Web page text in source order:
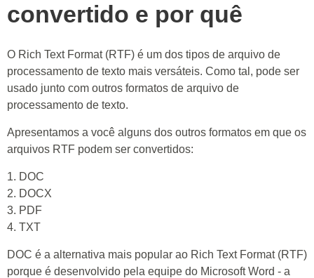
convertido e por quê
O Rich Text Format (RTF) é um dos tipos de arquivo de
processamento de texto mais versáteis. Como tal, pode ser
usado junto com outros formatos de arquivo de
processamento de texto.
Apresentamos a você alguns dos outros formatos em que os
arquivos RTF podem ser convertidos:
1. DOC
2. DOCX
3. PDF
4. TXT
DOC é a alternativa mais popular ao Rich Text Format (RTF)
porque é desenvolvido pela equipe do Microsoft Word - a